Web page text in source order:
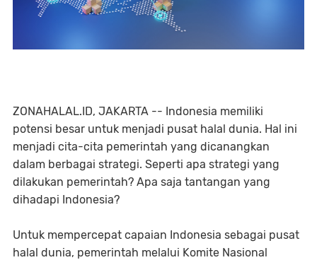
ZONAHALAL.ID, JAKARTA -- Indonesia memiliki
potensi besar untuk menjadi pusat halal dunia. Hal ini
menjadi cita-cita pemerintah yang dicanangkan
dalam berbagai strategi. Seperti apa strategi yang
dilakukan pemerintah? Apa saja tantangan yang
dihadapi Indonesia?
Untuk mempercepat capaian Indonesia sebagai pusat
halal dunia, pemerintah melalui Komite Nasional